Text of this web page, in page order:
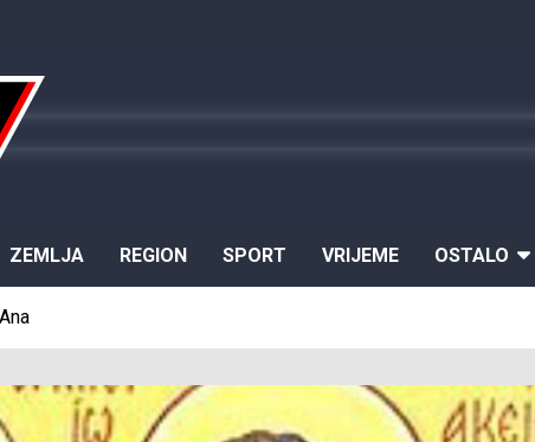
ZEMLJA REGION SPORT VRIJEME OSTALO